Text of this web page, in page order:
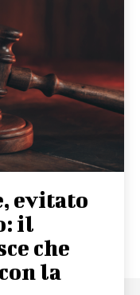
evitato
il
che
la